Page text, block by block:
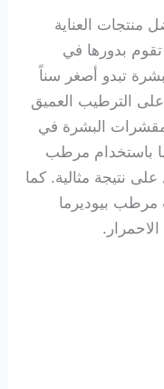
منتجات العناية
تقوم بدورها في
تبدو أصغر سناً
الترطيب العميق
البشرة في
باستخدام مرطب
نتيجة مثالية. كما
بيوديرما